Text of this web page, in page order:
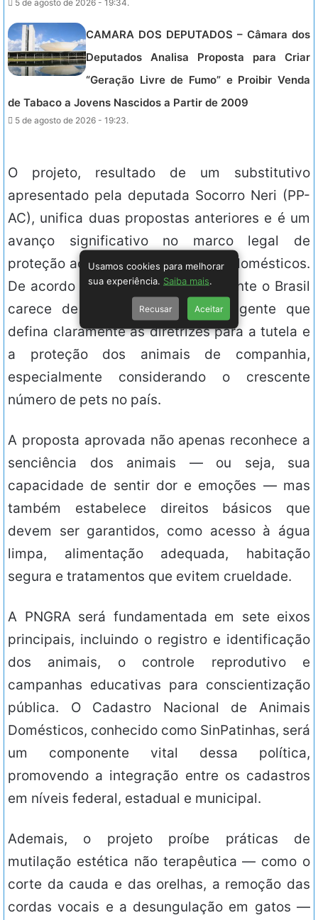
5 de agosto de 2026 - 19:34.
CAMARA DOS DEPUTADOS – Câmara dos
Deputados Analisa Proposta para Criar
“Geração Livre de Fumo” e Proibir Venda
de Tabaco a Jovens Nascidos a Partir de 2009
5 de agosto de 2026 - 19:23.
O projeto, resultado de um substitutivo
apresentado pela deputada Socorro Neri (PP-
AC), unifica duas propostas anteriores e é um
avanço significativo no marco legal de
proteção aos direitos dos animais domésticos.
De acordo com a relatora, atualmente o Brasil
carece de uma legislação abrangente que
defina claramente as diretrizes para a tutela e
a proteção dos animais de companhia,
especialmente considerando o crescente
número de pets no país.
A proposta aprovada não apenas reconhece a
senciência dos animais — ou seja, sua
capacidade de sentir dor e emoções — mas
também estabelece direitos básicos que
devem ser garantidos, como acesso à água
limpa, alimentação adequada, habitação
segura e tratamentos que evitem crueldade.
A PNGRA será fundamentada em sete eixos
principais, incluindo o registro e identificação
dos animais, o controle reprodutivo e
campanhas educativas para conscientização
pública. O Cadastro Nacional de Animais
Domésticos, conhecido como SinPatinhas, será
um componente vital dessa política,
promovendo a integração entre os cadastros
em níveis federal, estadual e municipal.
Ademais, o projeto proíbe práticas de
mutilação estética não terapêutica — como o
corte da cauda e das orelhas, a remoção das
cordas vocais e a desungulação em gatos —
Usamos cookies para melhorar
sua experiência. Saiba mais.
Recusar Aceitar